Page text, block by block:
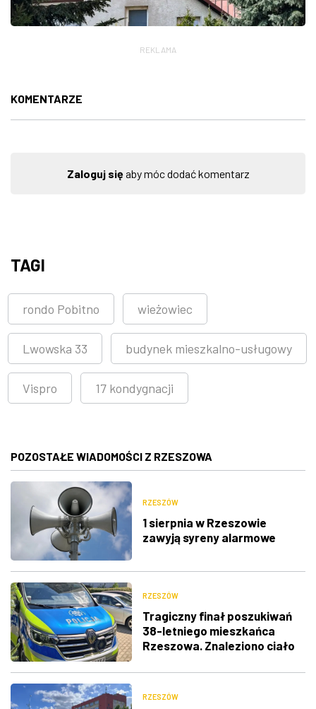
REKLAMA
KOMENTARZE
Zaloguj sięaby móc dodać komentarz
TAGI
rondo Pobitno wieżowiec
Lwowska 33 budynek mieszkalno-usługowy
Vispro 17 kondygnacji
POZOSTAŁE WIADOMOŚCI Z RZESZOWA
RZESZÓW
1 sierpnia w Rzeszowie
zawyją syreny alarmowe
RZESZÓW
Tragiczny finał poszukiwań
38-letniego mieszkańca
Rzeszowa. Znaleziono ciało
RZESZÓW